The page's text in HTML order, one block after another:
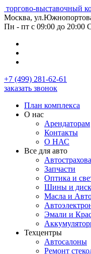
торгово-выставочный
Москва,
Пн - пт с 09:00 до 20:00
+7 (499) 281-62-61
заказать звонок
План комплекса
О нас
Арендаторам
Контакты
О НАС
Все для авто
Запчасти
Оптика и
Шины и
Масла и
Эмали и
Техцентры
Автосалоны
Ремонт